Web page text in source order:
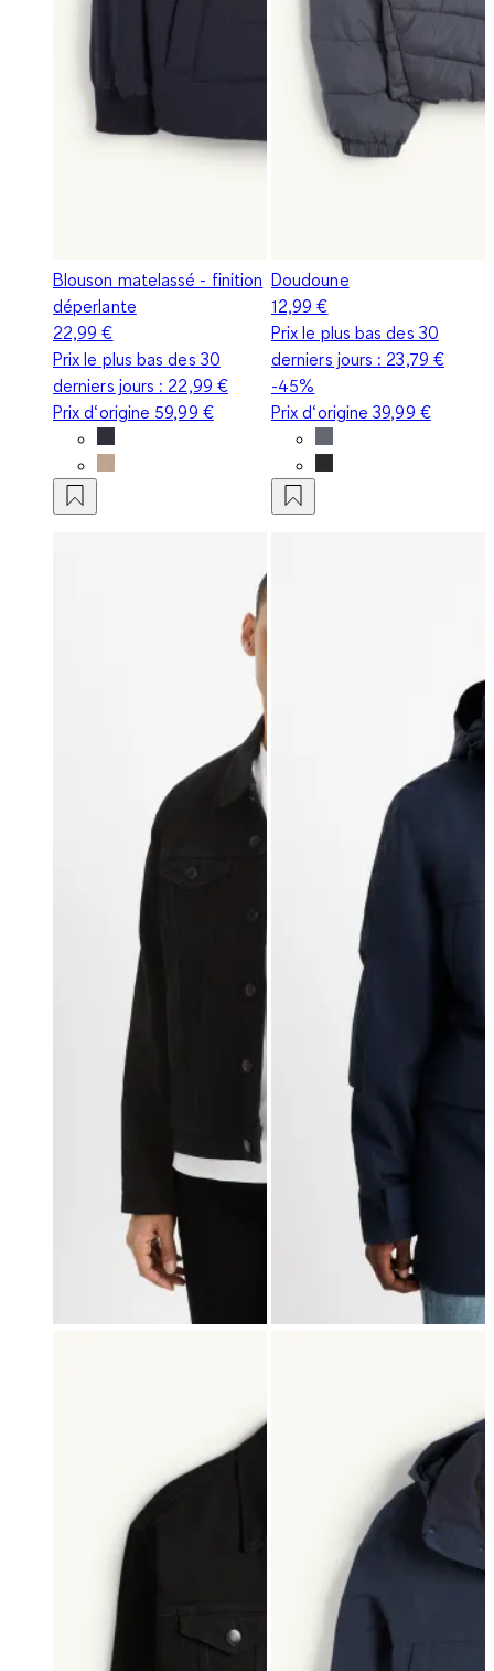
Blouson matelassé - finition
déperlante
22,99 €
Prix le plus bas des 30
derniers jours : 22,99 €
Prix d‘origine 59,99 €
Doudoune
12,99 €
Prix le plus bas des 30
derniers jours : 23,79 €
-45%
Prix d‘origine39,99 €